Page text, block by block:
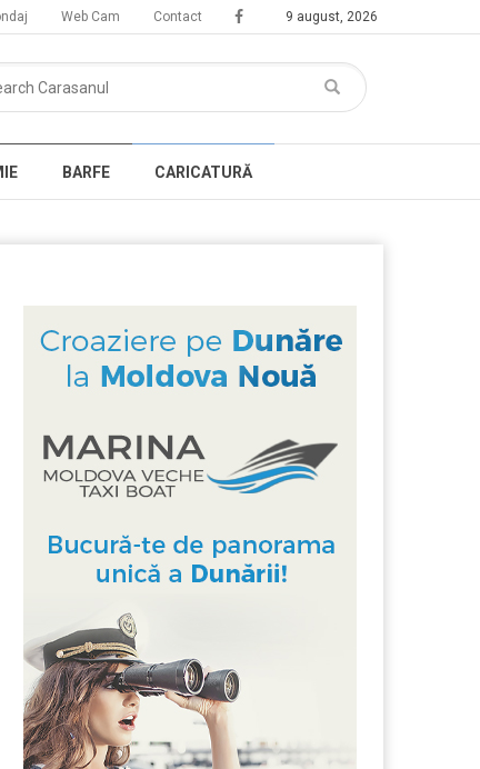
9 august, 2026
Web Cam Contact
BARFE CARICATURĂ